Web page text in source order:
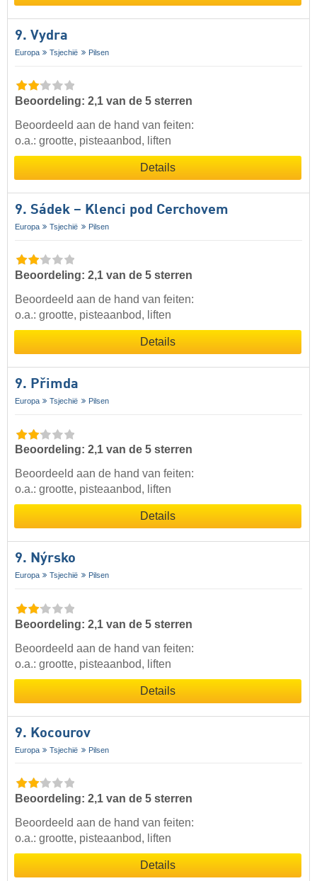
9. Vydra
Europa Tsjechië Pilsen
Beoordeling: 2,1 van de 5 sterren
Beoordeeld aan de hand van feiten:
o.a.: grootte, pisteaanbod, liften
Details
9. Sádek – Klenci pod Cerchovem
Europa Tsjechië Pilsen
Beoordeling: 2,1 van de 5 sterren
Beoordeeld aan de hand van feiten:
o.a.: grootte, pisteaanbod, liften
Details
9. Přimda
Europa Tsjechië Pilsen
Beoordeling: 2,1 van de 5 sterren
Beoordeeld aan de hand van feiten:
o.a.: grootte, pisteaanbod, liften
Details
9. Nýrsko
Europa Tsjechië Pilsen
Beoordeling: 2,1 van de 5 sterren
Beoordeeld aan de hand van feiten:
o.a.: grootte, pisteaanbod, liften
Details
9. Kocourov
Europa Tsjechië Pilsen
Beoordeling: 2,1 van de 5 sterren
Beoordeeld aan de hand van feiten:
o.a.: grootte, pisteaanbod, liften
Details